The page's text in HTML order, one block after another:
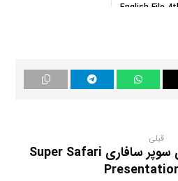
English File
English File 4th
فایل ویرایش چهارم
فایل ویرایش چهارم
قبلی
دانلودنرم افزار کتابهای سوپر سافاری Super Safari